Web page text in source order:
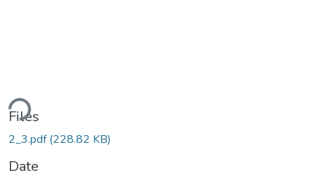
Files
2_3.pdf(228.82 KB)
Date